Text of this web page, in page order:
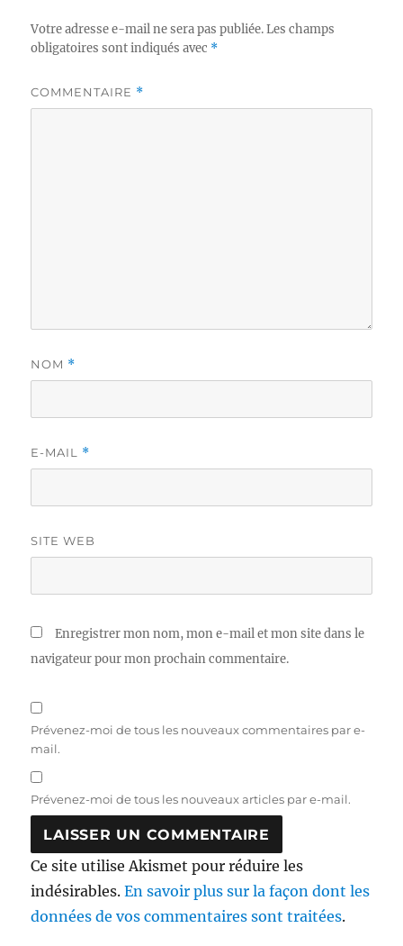
Votre adresse e-mail ne sera pas publiée. Les champs
obligatoires sont indiqués avec *
COMMENTAIRE *
NOM *
E-MAIL *
SITE WEB
Enregistrer mon nom, mon e-mail et mon site dans le
navigateur pour mon prochain commentaire.
Prévenez-moi de tous les nouveaux commentaires par e-
mail.
Prévenez-moi de tous les nouveaux articles par e-mail.
Ce site utilise Akismet pour réduire les
indésirables.En savoir plus sur la façon dont les
données de vos commentaires sont traitées.